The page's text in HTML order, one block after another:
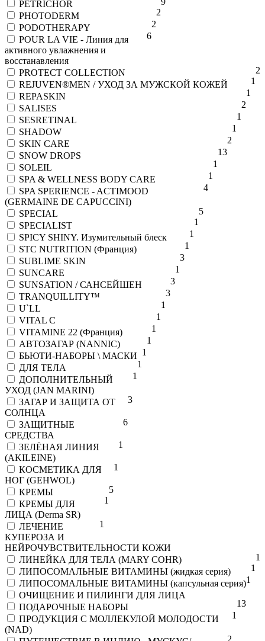
PETRICHOR
2
PHOTODERM
2
PODOTHERAPY
6
POUR LA VIE - Линия для
активного увлажнения и
восстанавления
2
PROTECT COLLECTION
1
REJUVEN®MEN / УХОД ЗА МУЖСКОЙ КОЖЕЙ
1
REPASKIN
2
SALISES
1
SESRETINAL
1
SHADOW
2
SKIN CARE
13
SNOW DROPS
1
SOLEIL
1
SPA & WELLNESS BODY CARE
4
SPA SPERIENCE - ACTIMOOD
(GERMAINE DE CAPUCCINI)
5
SPECIAL
1
SPECIALIST
1
SPICY SHINY. Изумительный блеск
1
STC NUTRITION (Франция)
3
SUBLIME SKIN
1
SUNCARE
3
SUNSATION / САНСЕЙШЕН
3
TRANQUILLITY™
1
U`LL
1
VITAL C
1
VITAMINE 22 (Франция)
1
АВТОЗАГАР (NANNIC)
1
БЬЮТИ-НАБОРЫ \ МАСКИ
1
ДЛЯ ТЕЛА
1
ДОПОЛНИТЕЛЬНЫЙ
УХОД (JAN MARINI)
3
ЗАГАР И ЗАЩИТА ОТ
СОЛНЦА
6
ЗАЩИТНЫЕ
СРЕДСТВА
1
ЗЕЛЁНАЯ ЛИНИЯ
(AKILEINE)
1
КОСМЕТИКА ДЛЯ
НОГ (GEHWOL)
5
КРЕМЫ
1
КРЕМЫ ДЛЯ
ЛИЦА (Derma SR)
1
ЛЕЧЕНИЕ
КУПЕРОЗА И
НЕЙРОЧУВСТВИТЕЛЬНОСТИ КОЖИ
1
ЛИНЕЙКА ДЛЯ ТЕЛА (MARY COHR)
1
ЛИПОСОМАЛЬНЫЕ ВИТАМИНЫ (жидкая серия)
1
ЛИПОСОМАЛЬНЫЕ ВИТАМИНЫ (капсульная серия)
3
ОЧИЩЕНИЕ И ПИЛИНГИ ДЛЯ ЛИЦА
1
ПОДАРОЧНЫЕ НАБОРЫ
1
ПРОДУКЦИЯ С МОЛЛЕКУЛОЙ МОЛОДОСТИ
(NAD)
2